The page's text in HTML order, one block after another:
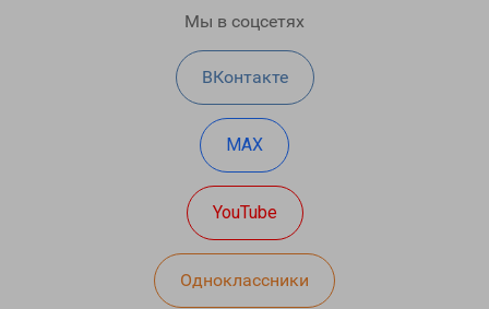
Мы в соцсетях
ВКонтакте
MAX
YouTube
Одноклассники